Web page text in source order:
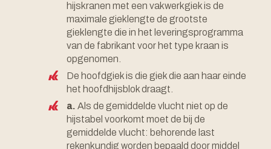
hijskranen met een vakwerkgiek is de
maximale gieklengte de grootste
gieklengte die in het leveringsprogramma
van de fabrikant voor het type kraan is
opgenomen.
De hoofdgiek is die giek die aan haar einde
het hoofdhijsblok draagt.
a. Als de gemiddelde vlucht niet op de
hijstabel voorkomt moet de bij de
gemiddelde vlucht: behorende last
rekenkundig worden bepaald door middel